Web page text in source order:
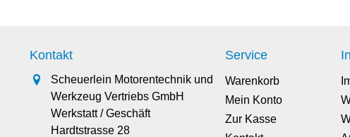
Kontakt
Scheuerlein Motorentechnik und
Werkzeug Vertriebs GmbH
Werkstatt / Geschäft
Hardtstrasse 28
Service
Warenkorb
Mein Konto
Zur Kasse